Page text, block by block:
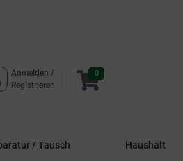
Anmelden /
Registrieren
0
/ Tausch Haushalt